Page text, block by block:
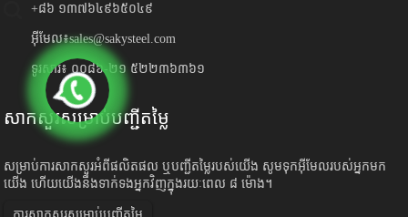
+៨៦ ១៣៧៦៤៩៦៥០៤៩
អ៊ីមែល៖sales@sakysteel.com
ទូរសារ៖ ០០៨៦-២១ ៥២២៣៦៣៦១
សាកសួរសម្រាប់បញ្ជីតម្លៃ
សម្រាប់ការសាកសួរអំពីផលិតផល ឬបញ្ជីតម្លៃរបស់យើង សូមទុកអ៊ីមែលរបស់អ្នកមក
យើង ហើយយើងនឹងទាក់ទងអ្នកវិញក្នុងរយៈពេល ៨ ម៉ោង។